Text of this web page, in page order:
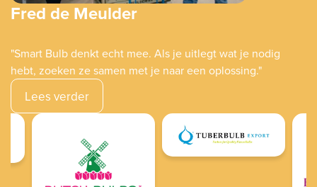
Fred de Meulder
"Smart Bulb denkt echt mee. Als je uitlegt wat je nodig
hebt, zoeken ze samen met je naar een oplossing."
Lees verder